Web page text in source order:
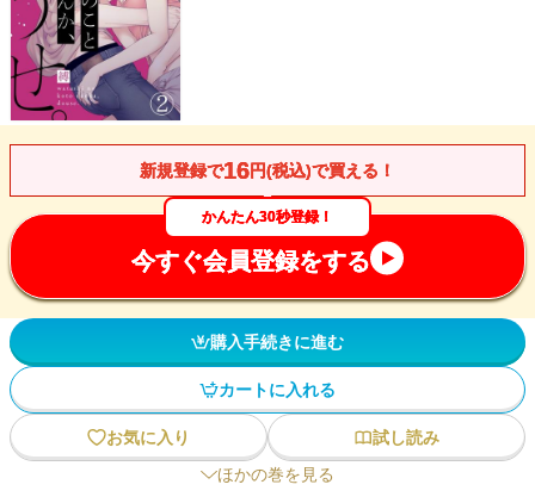
新規登録で16円(税込)で買える！
かんたん30秒登録！
今すぐ会員登録をする
購入手続きに進む
カートに入れる
お気に入り
試し読み
ほかの巻を見る